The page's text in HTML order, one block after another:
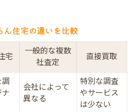
ん住宅の違いを比較
宅
一般的な複数
社査定
直接買取
会社によって
異なる
特別な調査
やサービス
は少ない